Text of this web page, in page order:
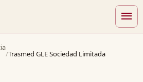
menu
/Trasmed GLE Sociedad Limitada